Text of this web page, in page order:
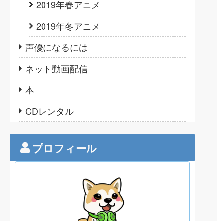
2019年春アニメ
2019年冬アニメ
声優になるには
ネット動画配信
本
CDレンタル
プロフィール